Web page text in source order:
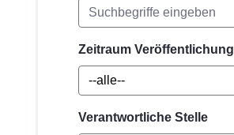
Zeitraum Veröffentlichung
Verantwortliche Stelle